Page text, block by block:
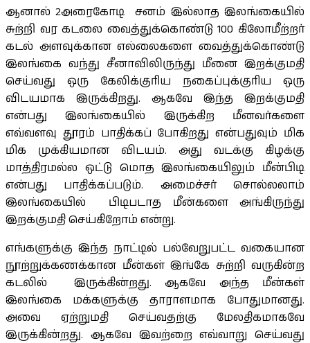
ஆனால் 2அரைகோடி சனம் இல்லாத இலங்கையில்
சுற்றி வர கடலை வைத்துக்கொண்டு 100 கிலோமீற்றர்
கடல் அளவுக்கான எல்லைகளை வைத்துக்கொண்டு
இலங்கை வந்து சீனாவிலிருந்து மீனை இறக்குமதி
செய்வது ஒரு கேலிக்குரிய நகைப்புக்குரிய ஒரு
விடயமாக இருக்கிறது. ஆகவே இந்த இறக்குமதி
என்பது இலங்கையில் இருக்கிற மீனவர்களை
எவ்வளவு தூரம் பாதிக்கப் போகிறது என்பதுவும் மிக
மிக முக்கியமான விடயம். அது வடக்கு கிழக்கு
மாத்திரமல்ல ஒட்டு மொத இலங்கையிலும் மீன்பிடி
என்பது பாதிக்கப்படும். அமைச்சர் சொல்லலாம்
இலங்கையில் பிடிபடாத மீன்களை அங்கிருந்து
இறக்குமதி செய்கிறோம் என்று.
எங்களுக்கு இந்த நாட்டில் பல்வேறுபட்ட வகையான
நூற்றுக்கணக்கான மீன்கள் இங்கே சுற்றி வருகின்ற
கடலில் இருக்கின்றது. ஆகவே அந்த மீன்கள்
இலங்கை மக்களுக்கு தாராளமாக போதுமானது.
அவை ஏற்றுமதி செய்வதற்கு மேலதிகமாகவே
இருக்கின்றது. ஆகவே இவற்றை எவ்வாறு செய்வது